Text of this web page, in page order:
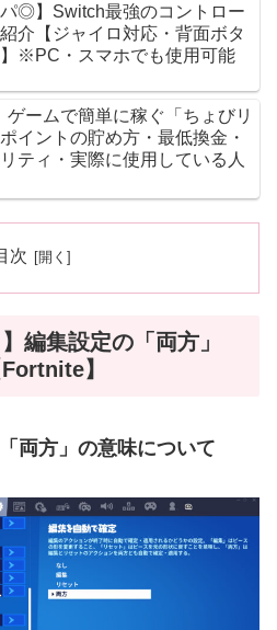
パ◎】Switch最強のコントロー
介【ジャイロ対応・背面ボタ
※PC・スマホでも使用可能
ゲームで簡単に稼ぐ「ちょびリ
イントの貯め方・最低換金・
ティ・実際に使用している人
次
編集設定の「両方」
】
両方」の意味について